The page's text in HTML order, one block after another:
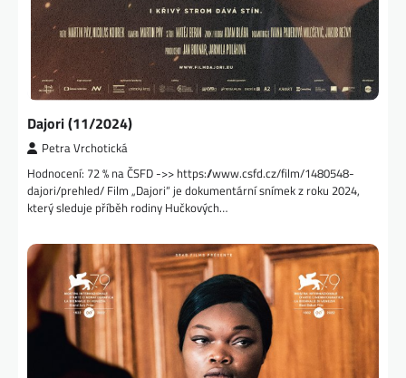
Dajori (11/2024)
Petra Vrchotická
Hodnocení: 72 % na ČSFD ->> https://www.csfd.cz/film/1480548-
dajori/prehled/ Film „Dajori“ je dokumentární snímek z roku 2024,
který sleduje příběh rodiny Hučkových…